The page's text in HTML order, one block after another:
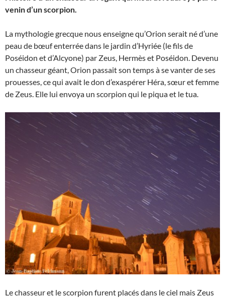
venin d’un scorpion.
La mythologie grecque nous enseigne qu’Orion serait né d’une
peau de bœuf enterrée dans le jardin d’Hyriée (le fils de
Poséidon et d’Alcyone) par Zeus, Hermès et Poséidon. Devenu
un chasseur géant, Orion passait son temps à se vanter de ses
prouesses, ce qui avait le don d’exaspérer Héra, sœur et femme
de Zeus. Elle lui envoya un scorpion qui le piqua et le tua.
Le chasseur et le scorpion furent placés dans le ciel mais Zeus